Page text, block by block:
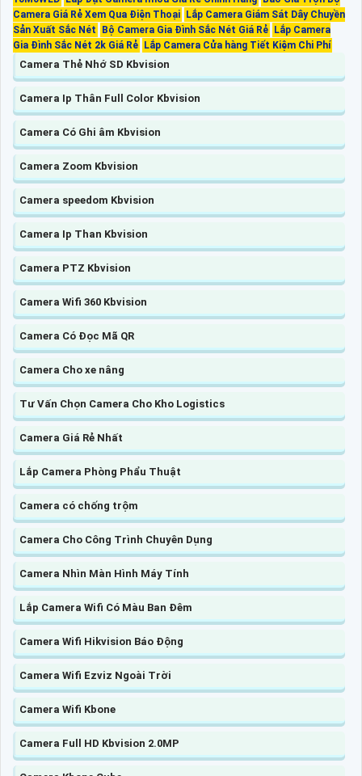
Camera Giá Rẻ Xem Qua Điện Thoại
Lắp Camera Giám Sát Dây Chuyền
Sản Xuất Sắc Nét
Bộ Camera Gia Đình Sắc Nét Giá Rẻ
Lắp Camera
Gia Đình Sắc Nét 2k Giá Rẻ
Lắp Camera Cửa hàng Tiết Kiệm Chi Phí
Camera Thẻ Nhớ SD Kbvision
Camera Ip Thân Full Color Kbvision
Camera Có Ghi âm Kbvision
Camera Zoom Kbvision
Camera speedom Kbvision
Camera Ip Than Kbvision
Camera PTZ Kbvision
Camera Wifi 360 Kbvision
Camera Có Đọc Mã QR
Camera Cho xe nâng
Tư Vấn Chọn Camera Cho Kho Logistics
Camera Giá Rẻ Nhất
Lắp Camera Phòng Phẩu Thuật
Camera có chống trộm
Camera Cho Công Trình Chuyên Dụng
Camera Nhìn Màn Hình Máy Tính
Lắp Camera Wifi Có Màu Ban Đêm
Camera Wifi Hikvision Báo Động
Camera Wifi Ezviz Ngoài Trời
Camera Wifi Kbone
Camera Full HD Kbvision 2.0MP